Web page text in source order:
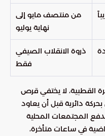
من منتصف مايو إلى
نهاية يوليو
ذروة الانقلاب الصيفي
فقط
القطبية، لا يختفي قرص
دائرية قبل أن يعاود
المجتمعات المحلية
في ساعات متأخرة،